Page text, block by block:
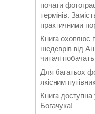
почати
термінів.
практичними
Книга охоплює
шедеврів від
читачі
Для багатьох
якісним
Книга доступна
Богачука!